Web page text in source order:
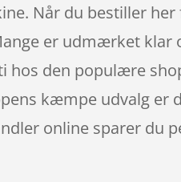
Når du bestiller
er udmærket klar
hos den populære
kæmpe udvalg er
online sparer du